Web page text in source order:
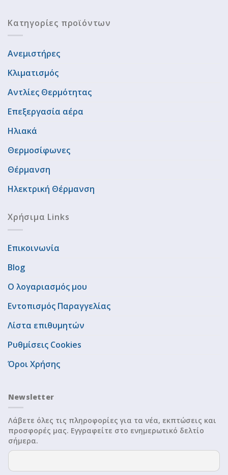
Κατηγορίες προϊόντων
Ανεμιστήρες
Κλιματισμός
Αντλίες Θερμότητας
Επεξεργασία αέρα
Ηλιακά
Θερμοσίφωνες
Θέρμανση
Ηλεκτρική Θέρμανση
Χρήσιμα Links
Επικοινωνία
Blog
Ο λογαριασμός μου
Εντοπισμός Παραγγελίας
Λίστα επιθυμητών
Ρυθμίσεις Cookies
Όροι Χρήσης
Newsletter
Λάβετε όλες τις πληροφορίες για τα νέα, εκπτώσεις και
προσφορές μας. Εγγραφείτε στο ενημερωτικό δελτίο
σήμερα.